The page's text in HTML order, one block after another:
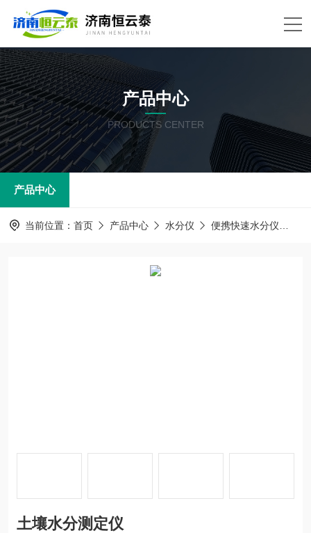
产品中心
PRODUCTS CENTER
产品中心
当前位置： 首页 产品中心 水分仪 便携快速水分仪
土壤水分测定仪